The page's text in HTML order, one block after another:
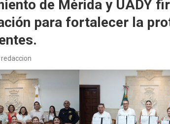
de Mérida y UADY
para fortalecer la
redaccion